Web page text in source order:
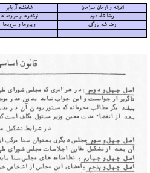
شاهنشاه آریامهر
اندیشه و ارمان سازمان
نوشتارها و سروده ها
رضا شاه دوم
ویدیوها و سرودها
رضا شاه بزرگ